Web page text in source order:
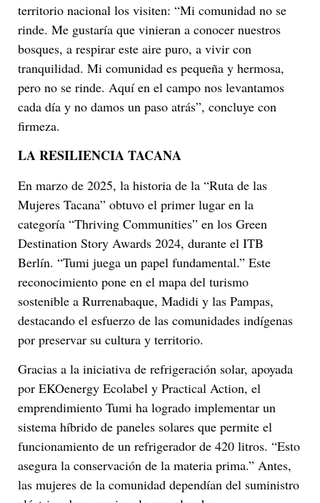
territorio nacional los visiten: “Mi comunidad no se
rinde. Me gustaría que vinieran a conocer nuestros
bosques, a respirar este aire puro, a vivir con
tranquilidad. Mi comunidad es pequeña y hermosa,
pero no se rinde. Aquí en el campo nos levantamos
cada día y no damos un paso atrás”, concluye con
firmeza.
LA RESILIENCIA TACANA
En marzo de 2025, la historia de la “Ruta de las
Mujeres Tacana” obtuvo el primer lugar en la
categoría “Thriving Communities” en los Green
Destination Story Awards 2024, durante el ITB
Berlín. “Tumi juega un papel fundamental.” Este
reconocimiento pone en el mapa del turismo
sostenible a Rurrenabaque, Madidi y las Pampas,
destacando el esfuerzo de las comunidades indígenas
por preservar su cultura y territorio.
Gracias a la iniciativa de refrigeración solar, apoyada
por EKOenergy Ecolabel y Practical Action, el
emprendimiento Tumi ha logrado implementar un
sistema híbrido de paneles solares que permite el
funcionamiento de un refrigerador de 420 litros. “Esto
asegura la conservación de la materia prima.” Antes,
las mujeres de la comunidad dependían del suministro